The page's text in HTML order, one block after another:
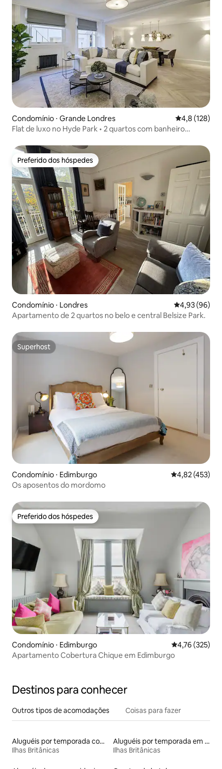
Condomínio ⋅ Grande Londres 4,8 de uma
4,8 (128)
Flat de luxo no Hyde Park • 2 quartos com banheiro
Preferido dos hóspedes
Preferido dos hóspedes
Condomínio ⋅ Londres 4,93 de uma
4,93 (96)
Apartamento de 2 quartos no belo e central Belsize Park.
Superhost
Superhost
Condomínio ⋅ Edimburgo 4,82 de uma
4,82 (453)
Os aposentos do mordomo
Preferido dos hóspedes
Preferido dos hóspedes
Condomínio ⋅ Edimburgo 4,76 de uma
4,76 (325)
Apartamento Cobertura Chique em Edimburgo
Destinos para conhecer
Outros tipos de acomodações Coisas para fazer
Aluguéis por temporada com cama de altura acessível
Ilhas Britânicas
Aluguéis por temporada em resorts
Ilhas Britânicas